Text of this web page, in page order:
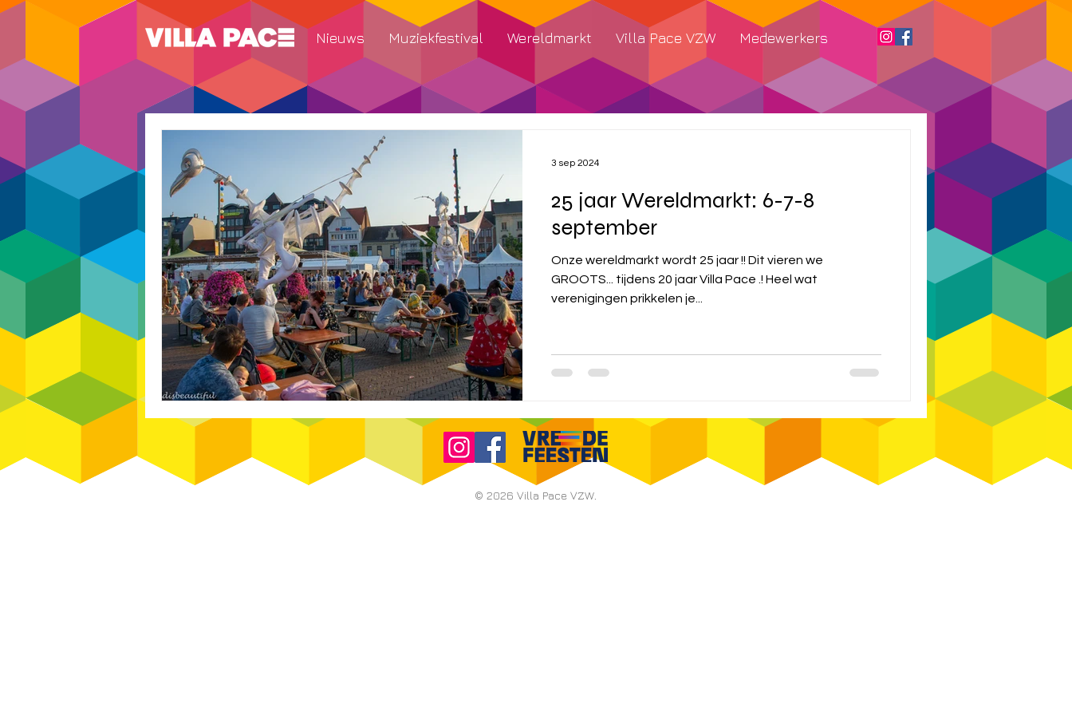
Nieuws Muziekfestival Wereldmarkt Villa Pace VZW Medewerkers
25 jaar Wereldmarkt: 6-7-8
september
Onze wereldmarkt wordt 25 jaar !! Dit vieren we
GROOTS... tijdens 20 jaar Villa Pace .! Heel wat
verenigingen prikkelen je...
3 sep 2024
© 2026 Villa Pace VZW